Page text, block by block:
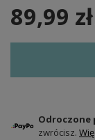
89,99 zł
Odroczone
zwrócisz.